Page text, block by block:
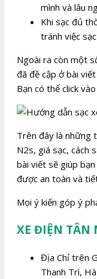
mình và lâu
Khi sạc đủ
tránh việc
Ngoài ra còn một
đã đề cập ở bài viết
Bạn có thể click
Trên đây là những
N2s, giá sạc, cách
bài viết sẽ giúp
được an toàn và
Mọi ý kiến góp ý
XE ĐIỆN TÂN
Địa Chỉ trên
Thanh Trì,